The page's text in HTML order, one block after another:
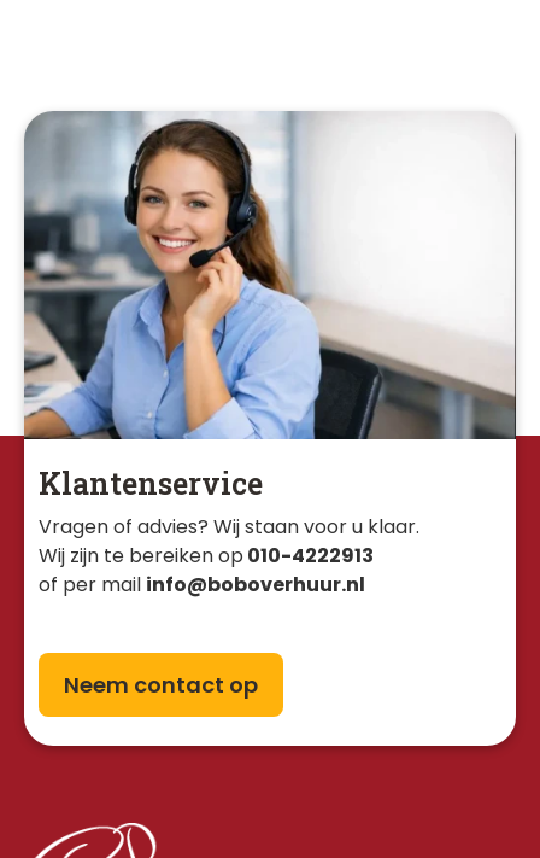
Klantenservice
Vragen of advies? Wij staan voor u klaar.
Wij zijn te bereiken op 010-4222913
of per mail info@boboverhuur.nl
Neem contact op